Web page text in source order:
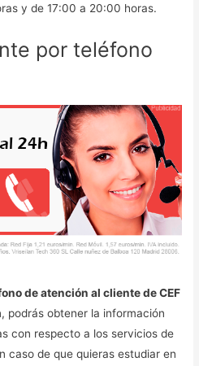
y de 17:00 a 20:00 horas.
por teléfono
de atención al cliente de CEF
podrás obtener la información
con respecto a los servicios de
caso de que quieras estudiar en